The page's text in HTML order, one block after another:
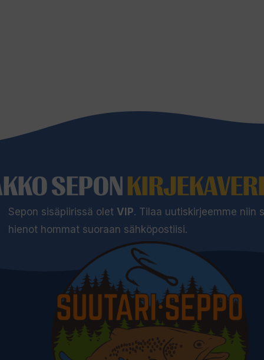
SEPON
Sepon sisäpiirissä oletVIP. Tilaa uutiskirjeemme niin
hienot hommat suoraan sähköpostiisi.